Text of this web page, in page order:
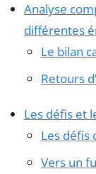
Analyse
différentes
Le bilan
Retours
Les défis et
Les défis
Vers un